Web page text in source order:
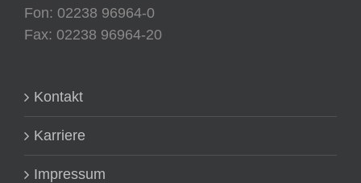
Fon: 02238 96964-0
Fax: 02238 96964-20
Kontakt
Karriere
Impressum